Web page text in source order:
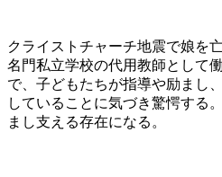
クライストチャーチ地震で娘を
名門私立学校の代用教師として
で、子どもたちが指導や励まし
していることに気づき驚愕する
まし支える存在になる。